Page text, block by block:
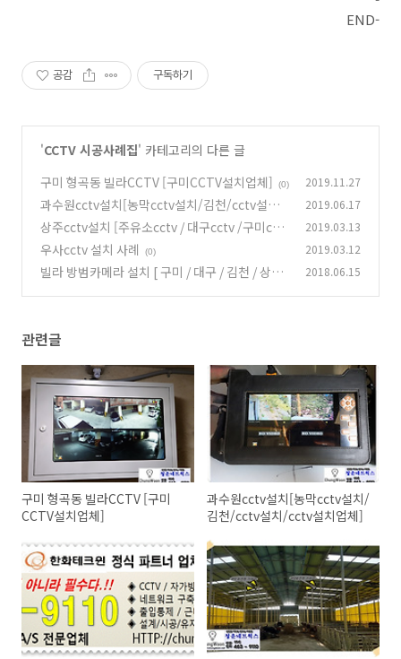
END-
공감 구독하기
'CCTV 시공사례집' 카테고리의 다른 글
구미 형곡동 빌라CCTV [구미CCTV설치업체]
(0) 2019.11.27
과수원cctv설치[농막cctv설치/김천/cctv설치/
cctv설치업체] (0)
2019.06.17
상주cctv설치 [주유소cctv / 대구cctv /구미cctv
/ 김천cctv ]
(0)
2019.03.13
우사cctv 설치 사례 (0) 2019.03.12
빌라 방범카메라 설치 [ 구미 / 대구 / 김천 / 상주
2018.06.15
관련글
구미 형곡동 빌라CCTV [구미
CCTV설치업체]
과수원cctv설치[농막cctv설치/
김천/cctv설치/cctv설치업체]